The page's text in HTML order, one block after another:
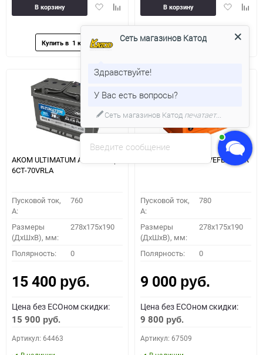
Добавить
избранное
Добавить
сравнению
В корзину
Добавить
избранное
В корзину
АКОМ ULTIMATUM AGM 70 Евро
6СТ-70VRLA
Пусковой ток,
A:
760
Размеры
(ДхШхВ), мм:
278x175x190
Полярность: 0
15 400 руб.
Цена без ECOном скидки:
15 900 руб.
Артикул: 64463
ЗВЕРЬ 6CT-77EFB ZVEFB 77-3-R
Пусковой ток,
A:
780
Размеры
(ДхШхВ), мм:
278x175x190
Полярность: 0
9 000 руб.
Цена без ECOном скидки:
9 800 руб.
Артикул: 67509
Введите сообщение
Сеть магазинов Катод
Здравствуйте!
У Вас есть вопросы?
Сеть магазинов Катод печатает...